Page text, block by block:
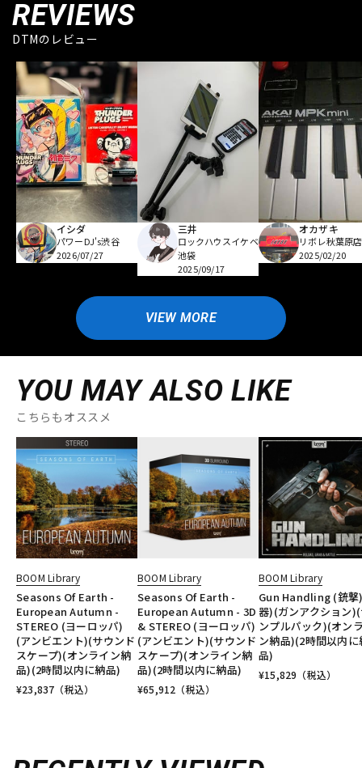
REVIEWS
DTMのレビュー
イシダ
パワーDJ's渋谷
2026/07/27
三井
ロックハウスイケベ
池袋
2025/09/17
オカザキ
リボレ秋葉原店
2025/02/20
VIEW MORE
YOU MAY ALSO LIKE
こちらもオススメ
BOOM Library
Seasons Of Earth -
European Autumn -
STEREO (ヨーロッパ)
(アンビエント)(サウンド
スケープ)(オンライン納
品)(2時間以内に納品)
¥23,837 （税込）
BOOM Library
Seasons Of Earth -
European Autumn - 3D
& STEREO (ヨーロッパ)
(アンビエント)(サウンド
スケープ)(オンライン納
品)(2時間以内に納品)
¥65,912 （税込）
BOOM Library
Gun Handling (銃撃
器)(ガンアクション
ンプルパック)(オン
ン納品)(2時間以内に
品)
¥15,829 （税込）